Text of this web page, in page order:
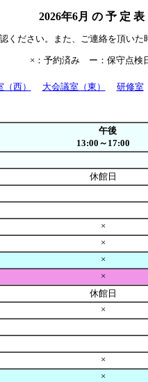
2026年6月 の 予 定 表
ください。また、ご連絡を頂いた
×：予約済み ー：保守点検
西） 大会議室（東） 研修室
午後
13:00～17:00
休館日
×
×
×
×
休館日
×
×
×